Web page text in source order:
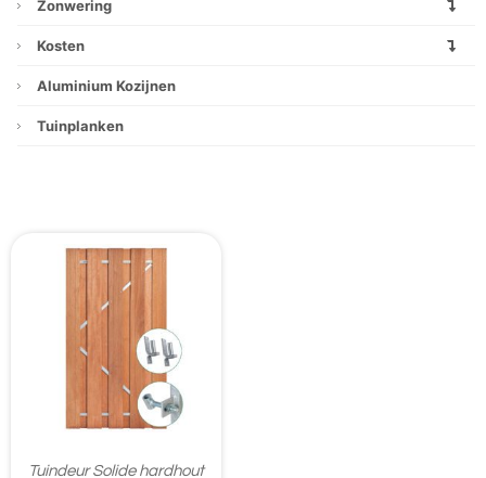
Zonwering
Kosten
Aluminium Kozijnen
Tuinplanken
Tuindeur Solide hardhout